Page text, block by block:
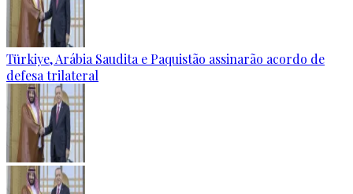
Türkiye, Arábia Saudita e Paquistão assinarão acordo de
defesa trilateral